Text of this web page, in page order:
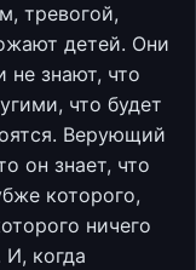
тревогой,
детей. Они
не знают, что
что будет
Верующий
он знает, что
которого,
ничего
когда